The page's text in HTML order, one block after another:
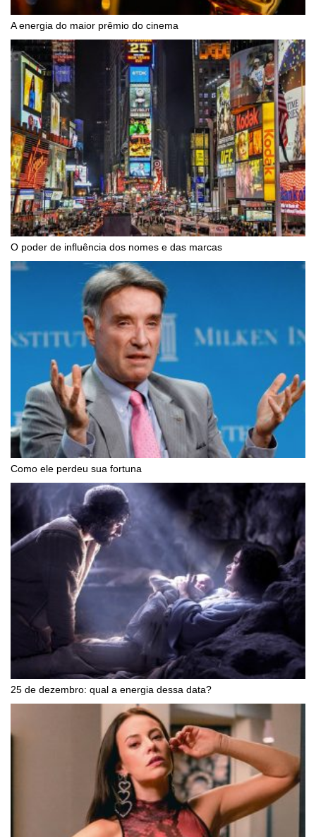
A energia do maior prêmio do cinema
O poder de influência dos nomes e das marcas
Como ele perdeu sua fortuna
25 de dezembro: qual a energia dessa data?